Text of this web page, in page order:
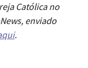
Católica no
enviado
.